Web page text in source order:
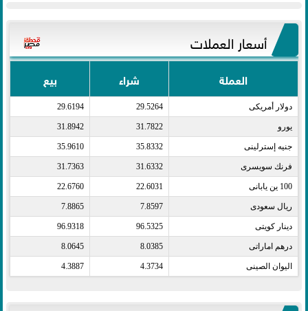
أسعار العملات
العملة شراء بيع
دولار أمريكى​ 29.5264
29.6194
يورو​ 31.7822
31.8942
جنيه إسترلينى​ 35.8332
35.9610
فرنك سويسرى​ 31.6332
31.7363
100 ين يابانى​ 22.6031
22.6760
ريال سعودى​ 7.8597
7.8865
دينار كويتى​ 96.5325
96.9318
درهم اماراتى​ 8.0385
8.0645
اليوان الصينى​ 4.3734
4.3887